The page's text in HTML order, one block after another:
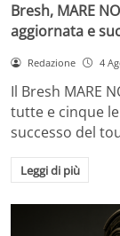
Bresh, MARE
aggiornata e
Redazione 4
Il Bresh MARE
tutte e cinque
successo del
Leggi di più